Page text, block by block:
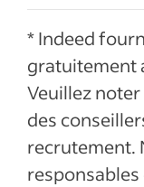
* Indeed
gratuitement
Veuillez
des
recrutement.